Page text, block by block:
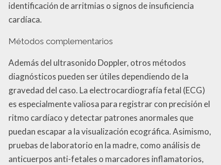
identificación de arritmias o signos de insuficiencia
cardíaca.
Métodos complementarios
Además del ultrasonido Doppler, otros métodos
diagnósticos pueden ser útiles dependiendo de la
gravedad del caso. La electrocardiografía fetal (ECG)
es especialmente valiosa para registrar con precisión el
ritmo cardíaco y detectar patrones anormales que
puedan escapar a la visualización ecográfica. Asimismo,
pruebas de laboratorio en la madre, como análisis de
anticuerpos anti-fetales o marcadores inflamatorios,